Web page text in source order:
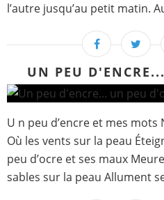
l’autre jusqu’au petit matin.
UN PEU
U n peu d’encre et mes
Où les vents sur la peau
peu d’ocre et ses maux
sables sur la peau Allument